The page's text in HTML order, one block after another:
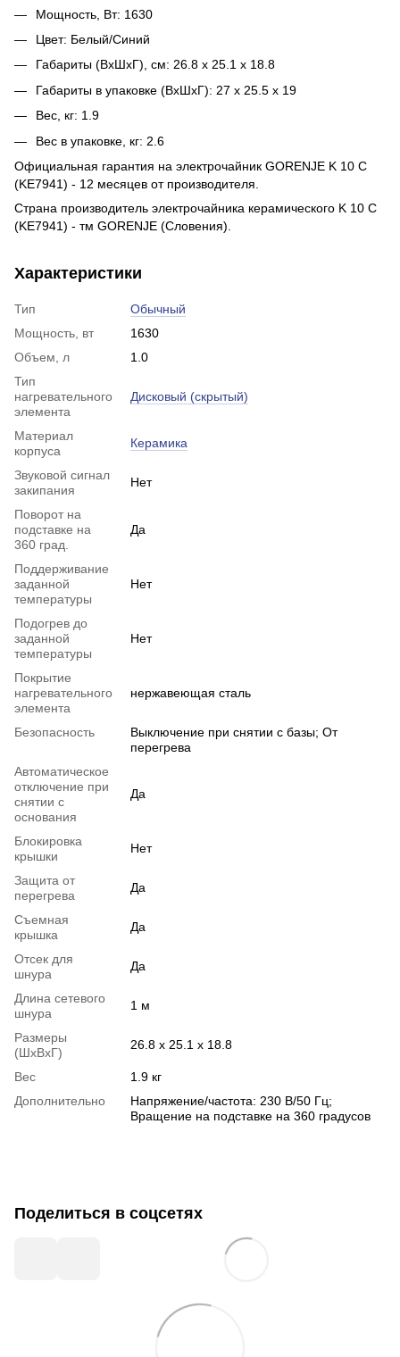
Мощность, Вт: 1630
Цвет: Белый/Синий
Габариты (ВхШхГ), см: 26.8 х 25.1 х 18.8
Габариты в упаковке (ВхШхГ): 27 х 25.5 х 19
Вес, кг: 1.9
Вес в упаковке, кг: 2.6
Официальная гарантия на электрочайник GORENJE K 10 C
(KE7941) - 12 месяцев от производителя.
Страна производитель электрочайника керамического K 10 C
(KE7941) - тм GORENJE (Словения).
Характеристики
Тип
Обычный
Мощность, вт
1630
Объем, л
1.0
Тип
нагревательного
элемента
Дисковый (скрытый)
Материал
корпуса
Керамика
Звуковой сигнал
закипания
Нет
Поворот на
подставке на
360 град.
Да
Поддерживание
заданной
температуры
Нет
Подогрев до
заданной
температуры
Нет
Покрытие
нагревательного
элемента
нержавеющая сталь
Безопасность
Выключение при снятии с базы; От
перегрева
Автоматическое
отключение при
снятии с
основания
Да
Блокировка
крышки
Нет
Защита от
перегрева
Да
Съемная
крышка
Да
Отсек для
шнура
Да
Длина сетевого
шнура
1 м
Размеры
(ШхВхГ)
26.8 х 25.1 х 18.8
Вес
1.9 кг
Дополнительно
Напряжение/частота: 230 В/50 Гц;
Вращение на подставке на 360 градусов
Поделиться в соцсетях